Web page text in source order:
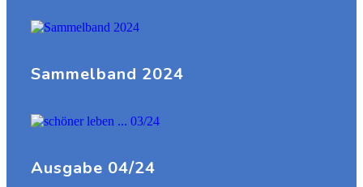
Sammelband 2024
Ausgabe 04/24